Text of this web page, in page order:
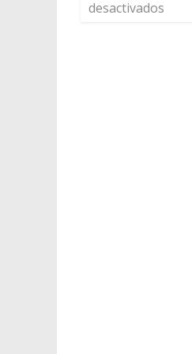
desactivados